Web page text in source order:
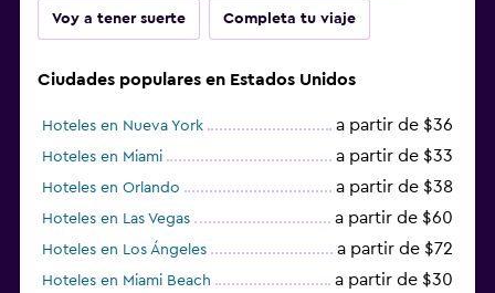
Voy a tener suerte Completa tu viaje
Ciudades populares en Estados Unidos
Hoteles en Nueva York a partir de $36
Hoteles en Miami a partir de $33
Hoteles en Orlando a partir de $38
Hoteles en Las Vegas a partir de $60
Hoteles en Los Ángeles a partir de $72
Hoteles en Miami Beach a partir de $30